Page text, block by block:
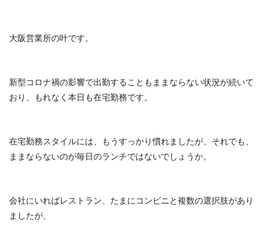
大阪営業所の叶です。
新型コロナ禍の影響で出勤することもままならない状況が続いて
おり、もれなく本日も在宅勤務です。
在宅勤務スタイルには、もうすっかり慣れましたが、それでも、
ままならないのが毎日のランチではないでしょうか。
会社にいればレストラン、たまにコンビニと複数の選択肢があり
ましたが、